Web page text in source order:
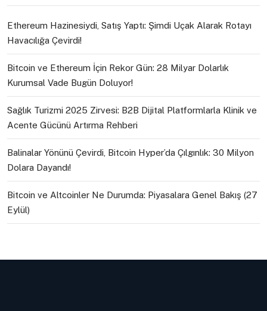
Ethereum Hazinesiydi, Satış Yaptı: Şimdi Uçak Alarak Rotayı
Havacılığa Çevirdi!
Bitcoin ve Ethereum İçin Rekor Gün: 28 Milyar Dolarlık
Kurumsal Vade Bugün Doluyor!
Sağlık Turizmi 2025 Zirvesi: B2B Dijital Platformlarla Klinik ve
Acente Gücünü Artırma Rehberi
Balinalar Yönünü Çevirdi, Bitcoin Hyper’da Çılgınlık: 30 Milyon
Dolara Dayandı!
Bitcoin ve Altcoinler Ne Durumda: Piyasalara Genel Bakış (27
Eylül)